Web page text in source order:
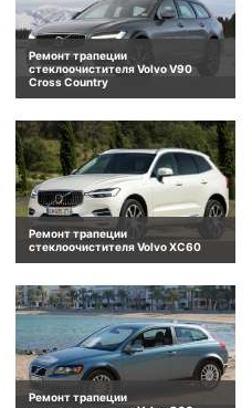
Ремонт трапеции
стеклоочистителя Volvo V90
Cross Country
Ремонт трапеции
стеклоочистителя Volvo XC60
Ремонт трапеции